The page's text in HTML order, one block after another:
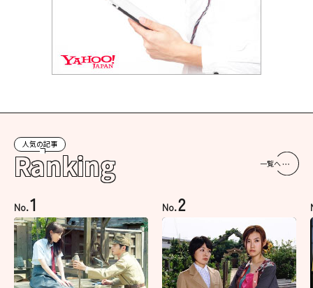
人気の記事
Ranking 一覧へ
No.1 No.2